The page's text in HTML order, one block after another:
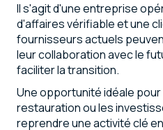
Il s'agit d'une entreprise
d'affaires vérifiable et une
fournisseurs actuels
leur collaboration avec le
faciliter la transition.
Une opportunité idéale
restauration ou les
reprendre une activité clé